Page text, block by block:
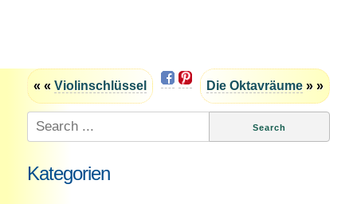
« « Violinschlüssel Die Oktavräume » »
Search
for:
Kategorien